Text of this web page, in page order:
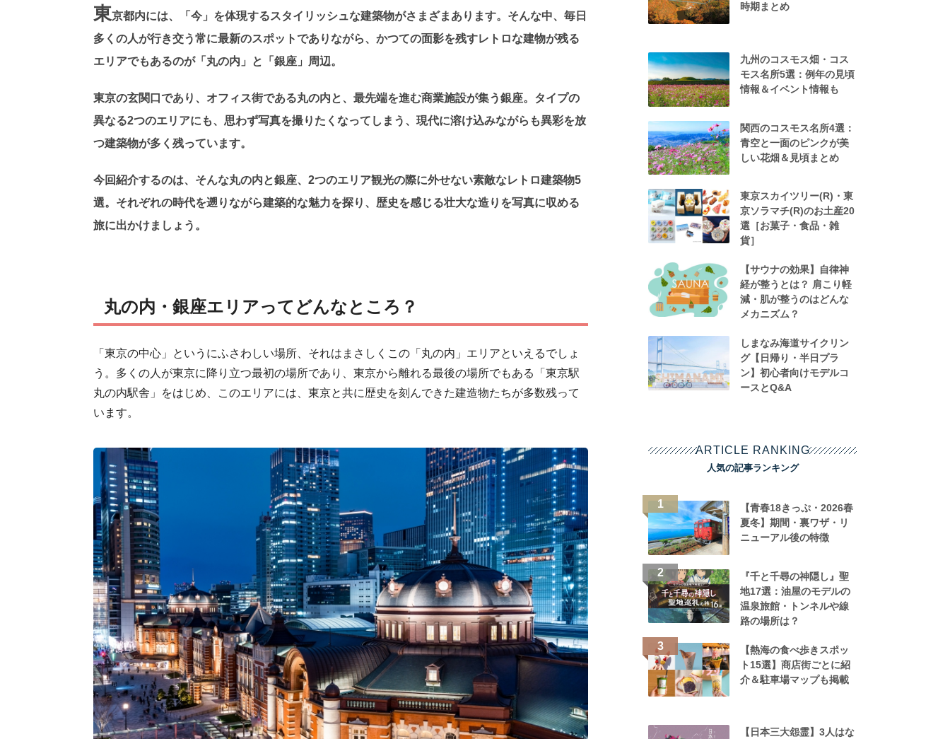
東京都内には、「今」を体現するスタイリッシュな建築物がさまざまあります。そんな中、毎日
多くの人が行き交う常に最新のスポットでありながら、かつての面影を残すレトロな建物が残る
エリアでもあるのが「丸の内」と「銀座」周辺。
東京の玄関口であり、オフィス街である丸の内と、最先端を進む商業施設が集う銀座。タイプの
異なる2つのエリアにも、思わず写真を撮りたくなってしまう、現代に溶け込みながらも異彩を放
つ建築物が多く残っています。
今回紹介するのは、そんな丸の内と銀座、2つのエリア観光の際に外せない素敵なレトロ建築物5
選。それぞれの時代を遡りながら建築的な魅力を探り、歴史を感じる壮大な造りを写真に収める
旅に出かけましょう。
丸の内・銀座エリアってどんなところ？
「東京の中心」というにふさわしい場所、それはまさしくこの「丸の内」エリアといえるでしょ
う。多くの人が東京に降り立つ最初の場所であり、東京から離れる最後の場所でもある「東京駅
丸の内駅舎」をはじめ、このエリアには、東京と共に歴史を刻んできた建造物たちが多数残って
います。
時期まとめ
九州のコスモス畑・コス
モス名所5選：例年の見頃
情報＆イベント情報も
関西のコスモス名所4選：
青空と一面のピンクが美
しい花畑＆見頃まとめ
東京スカイツリー(R)・東
京ソラマチ(R)のお土産20
選［お菓子・食品・雑
貨］
【サウナの効果】自律神
経が整うとは？ 肩こり軽
減・肌が整うのはどんな
メカニズム？
しまなみ海道サイクリン
グ【日帰り・半日プラ
ン】初心者向けモデルコ
ースとQ&A
ARTICLE RANKING
人気の記事ランキング
【青春18きっぷ・2026春
夏冬】期間・裏ワザ・リ
ニューアル後の特徴
『千と千尋の神隠し』聖
地17選：油屋のモデルの
温泉旅館・トンネルや線
路の場所は？
【熱海の食べ歩きスポッ
ト15選】商店街ごとに紹
介＆駐車場マップも掲載
【日本三大怨霊】3人はな